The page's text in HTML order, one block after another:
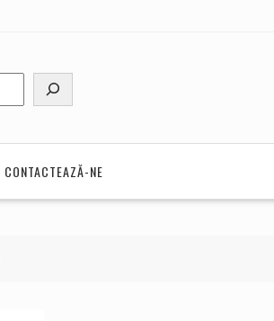
CONTACTEAZĂ-NE